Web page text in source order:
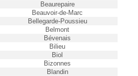
Beaurepaire
Beauvoir-de-Marc
Bellegarde-Poussieu
Belmont
Bévenais
Bilieu
Biol
Bizonnes
Blandin